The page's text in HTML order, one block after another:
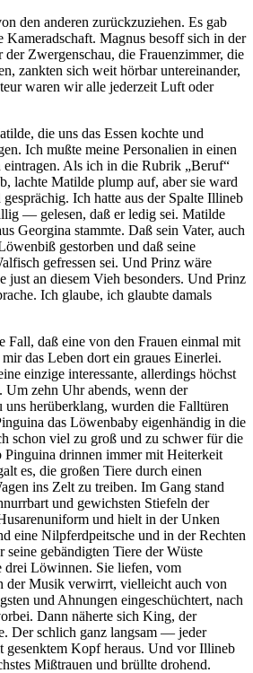
den anderen zurückzuziehen. Es gab
Kameradschaft. Magnus besoff sich in der
Zwergenschau, die Frauenzimmer, die
zankten sich weit hörbar untereinander,
waren wir alle jederzeit Luft oder
die uns das Essen kochte und
Ich mußte meine Personalien in einen
Als ich in die Rubrik „Beruf“
lachte Matilde plump auf, aber sie ward
Ich hatte aus der Spalte Illineb
— gelesen, daß er ledig sei. Matilde
Georgina stammte. Daß sein Vater, auch
gestorben und daß seine
gefressen sei. Und Prinz wäre
just an diesem Vieh besonders. Und Prinz
Ich glaube, ich glaubte damals
Fall, daß eine von den Frauen einmal mit
das Leben dort ein graues Einerlei.
einzige interessante, allerdings höchst
Um zehn Uhr abends, wenn der
uns herüberklang, wurden die Falltüren
das Löwenbaby eigenhändig in die
schon viel zu groß und zu schwer für die
Pinguina drinnen immer mit Heiterkeit
es, die großen Tiere durch einen
ins Zelt zu treiben. Im Gang stand
und gewichsten Stiefeln der
und hielt in der Unken
eine Nilpferdpeitsche und in der Rechten
seine gebändigten Tiere der Wüste
drei Löwinnen. Sie liefen, vom
der Musik verwirrt, vielleicht auch von
und Ahnungen eingeschüchtert, nach
Dann näherte sich King, der
Der schlich ganz langsam — jeder
Kopf heraus. Und vor Illineb
Mißtrauen und brüllte drohend.